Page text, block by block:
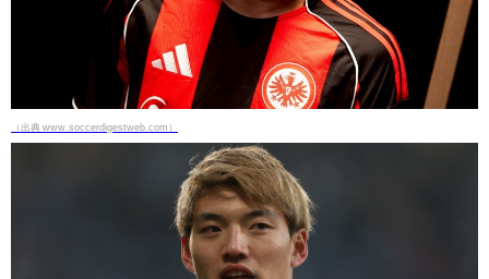
（出典 www.soccerdigestweb.com）